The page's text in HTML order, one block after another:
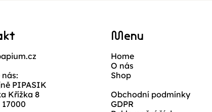
PIPASIK
Křížka 8
17000
Menu
Home
O nás
Shop
Obchodní podmínky
GDPR